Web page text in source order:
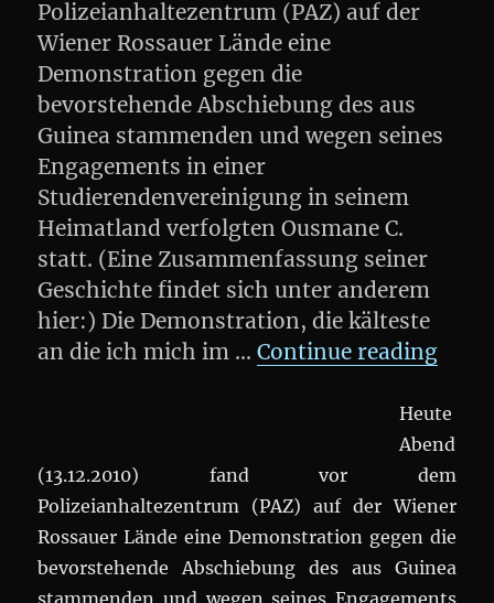
Polizeianhaltezentrum (PAZ) auf der
Wiener Rossauer Lände eine
Demonstration gegen die
bevorstehende Abschiebung des aus
Guinea stammenden und wegen seines
Engagements in einer
Studierendenvereinigung in seinem
Heimatland verfolgten Ousmane C.
statt. (Eine Zusammenfassung seiner
Geschichte findet sich unter anderem
hier:) Die Demonstration, die kälteste
an die ich mich im …Continue reading
Heute
Abend
(13.12.2010) fand vor dem
Polizeianhaltezentrum (PAZ) auf der Wiener
Rossauer Lände eine Demonstration gegen die
bevorstehende Abschiebung des aus Guinea
stammenden und wegen seines Engagements